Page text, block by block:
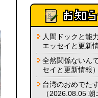
「入力
で表現
(08.03
ミンテ
は本当か
11:00)
人間ドックと能
エッセイと更新情
全然関係ないん
セイと更新情報）
台湾のおめでた
（2026.08.05 朝